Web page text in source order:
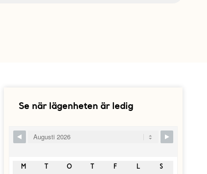
Se när lägenheten är ledig
Skip Booking Form
M T O T F L S